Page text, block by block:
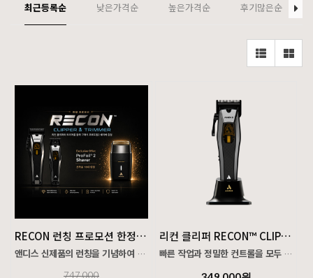
최근등록순 낮은가격순 높은가격순 후기많은순
RECON 런칭 프로모션 한정 2+1 패키지
앤디스 신제품의 런칭을 기념하여 다시 없을 런칭 프로모션!
747,000
리컨 클리퍼 RECON™ CLIPPER
빠른 작업과 정밀한 컨트롤을 모두 충족시키는